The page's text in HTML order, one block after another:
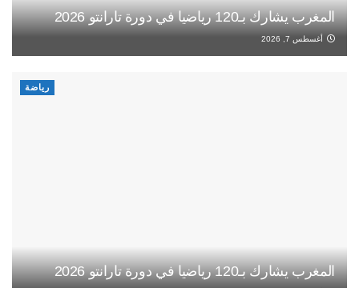
المغرب يشارك بـ120 رياضيا في دورة تارانتو 2026
أغسطس 7, 2026
رياضة
المغرب يشارك بـ120 رياضيا في دورة تارانتو 2026